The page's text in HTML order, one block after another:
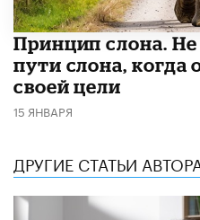
Принцип слона.
пути слона, когда
своей цели
15 ЯНВАРЯ
ДРУГИЕ СТАТЬИ